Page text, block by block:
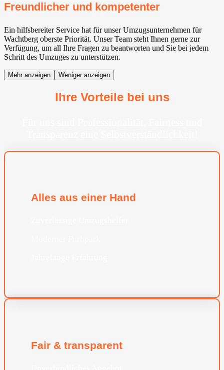
Freundlicher und kompetenter
Ein hilfsbereiter Service hat für unser Umzugsunternehmen für
Wachtberg⁠ oberste Priorität. Unser Team steht Ihnen gerne zur
Verfügung, um all Ihre Fragen zu beantworten und Sie bei jedem
Schritt des Umzuges zu unterstützen.
Mehr anzeigen Weniger anzeigen
Ihre Vorteile bei uns
Alles aus einer Hand
Fair & transparent